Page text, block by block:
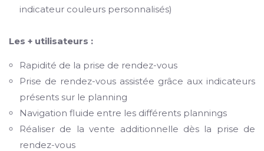
indicateur couleurs personnalisés)
Les + utilisateurs :
Rapidité de la prise de rendez-vous
Prise de rendez-vous assistée grâce aux indicateurs
présents sur le planning
Navigation fluide entre les différents plannings
Réaliser de la vente additionnelle dès la prise de
rendez-vous